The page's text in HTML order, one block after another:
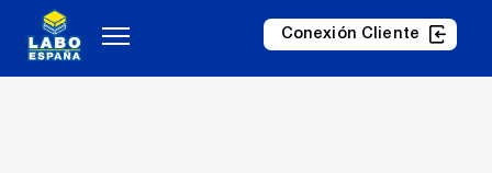
Conexión Cliente